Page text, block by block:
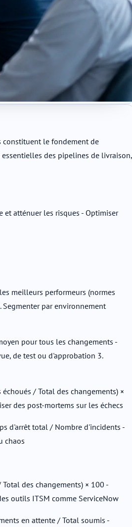
constituent le fondement de
des pipelines de livraison,
et atténuer les risques - Optimiser
meilleurs performeurs (normes
par environnement
pour tous les changements -
de test ou d'approbation 3.
/ Total des changements) ×
des post-mortems sur les échecs
d'arrêt total / Nombre d'incidents -
chaos
des changements) × 100 -
outils ITSM comme ServiceNow
en attente / Total soumis -